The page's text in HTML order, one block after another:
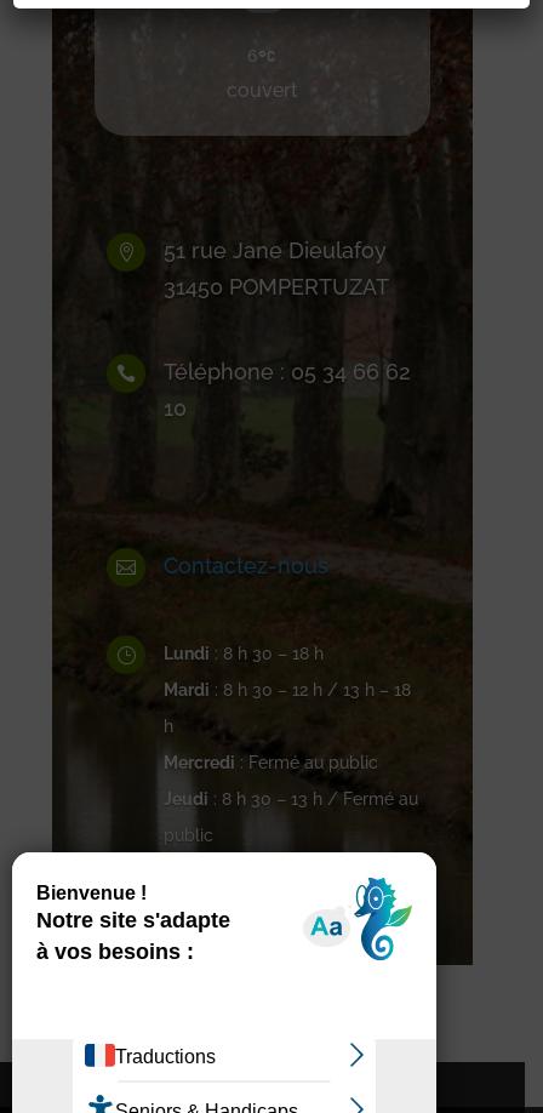
6
couvert

51 rue Jane Dieulafoy
31450 POMPERTUZAT

Téléphone : 05 34 66 62
10
 Contactez-nous
} Lundi : 8 h 30 – 18 h
Mardi : 8 h 30 – 12 h / 13 h – 18
h
Mercredi : Fermé au public
Jeudi : 8 h 30 – 13 h / Fermé au
public
Contacter Pompertuzat